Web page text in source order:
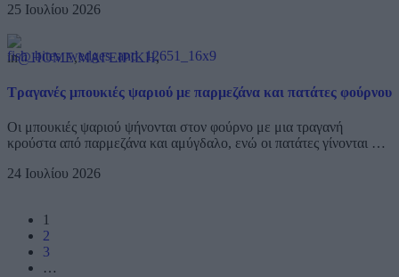
25 Ιουλίου 2026
in@HOME,ΜΑΓΕΙΡΙΚΗ,
Τραγανές μπουκιές ψαριού με παρμεζάνα και πατάτες φούρνου
Οι μπουκιές ψαριού ψήνονται στον φούρνο με μια τραγανή
κρούστα από παρμεζάνα και αμύγδαλο, ενώ οι πατάτες γίνονται …
24 Ιουλίου 2026
1
2
3
…